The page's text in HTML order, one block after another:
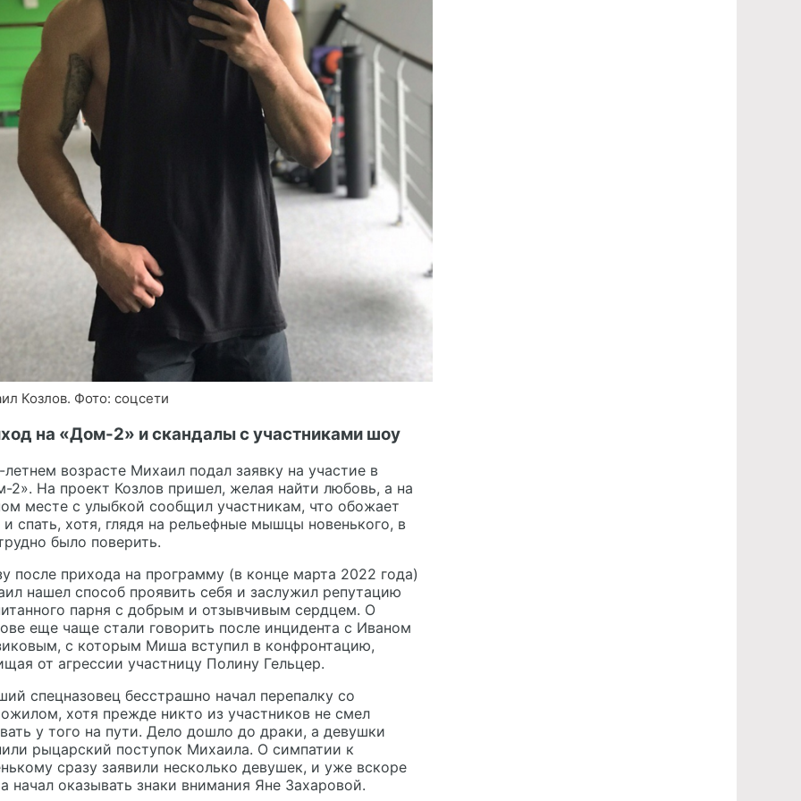
Козлов. Фото: соцсети
на «Дом-2» и скандалы с участниками шоу
возрасте Михаил подал заявку на участие в
2». На проект Козлов пришел, желая найти любовь, а на
месте с улыбкой сообщил участникам, что обожает
и спать, хотя, глядя на рельефные мышцы новенького, в
было поверить.
после прихода на программу (в конце марта 2022 года)
нашел способ проявить себя и заслужил репутацию
парня с добрым и отзывчивым сердцем. О
еще чаще стали говорить после инцидента с Иваном
с которым Миша вступил в конфронтацию,
от агрессии участницу Полину Гельцер.
спецназовец бесстрашно начал перепалку со
хотя прежде никто из участников не смел
у того на пути. Дело дошло до драки, а девушки
рыцарский поступок Михаила. О симпатии к
сразу заявили несколько девушек, и уже вскоре
начал оказывать знаки внимания Яне Захаровой.